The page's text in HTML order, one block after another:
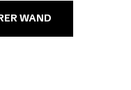
WAND